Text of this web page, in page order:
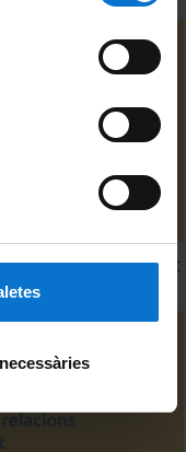
o Condició Limitant